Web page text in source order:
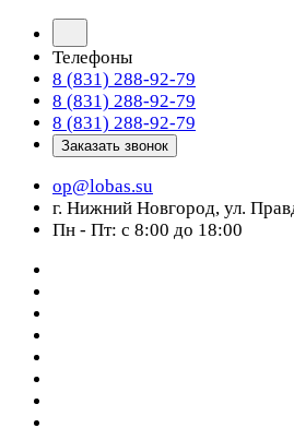
Телефоны
8 (831) 288-92-79
8 (831) 288-92-79
8 (831) 288-92-79
Заказать звонок
op@lobas.su
г. Нижний Новгород, ул.
Пн - Пт: с 8:00 до 18:00